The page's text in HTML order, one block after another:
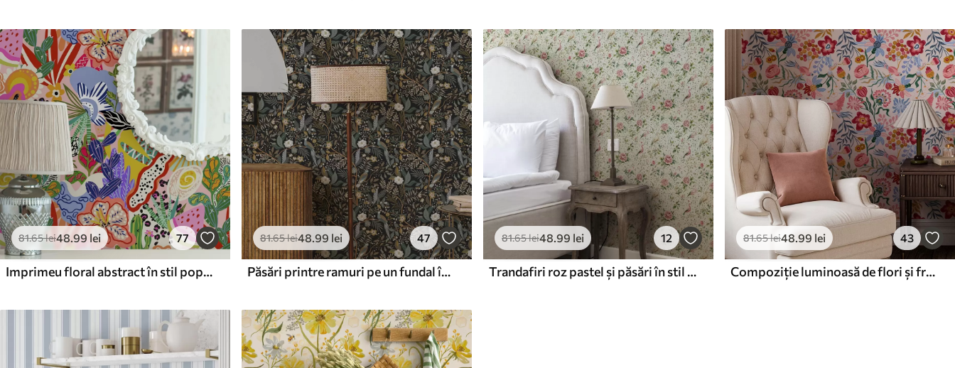
81.65lei48.99 lei 77
Imprimeu floral abstract în stil pop art
81.65lei48.99 lei 47
Păsări printre ramuri pe un fundal întunecat
81.65lei48.99 lei 12
Trandafiri roz pastel și păsări în stil shabby chic
81.65lei48.99 lei 43
Compoziție luminoasă de flori și fructe de pădure cu papagali